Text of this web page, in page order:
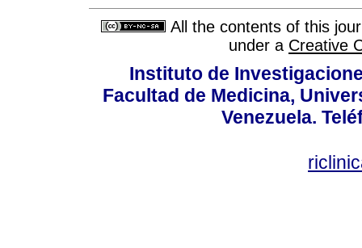
All the contents of this
under a Creative
Instituto de
Facultad de Medicina,
Venezuela.